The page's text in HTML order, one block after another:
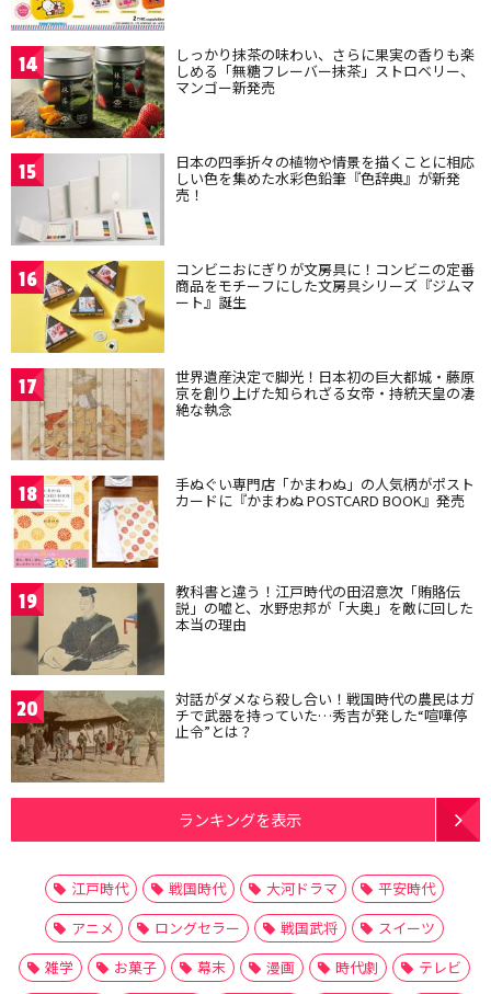
14 しっかり抹茶の味わい、さらに果実の香りも楽
しめる「無糖フレーバー抹茶」ストロベリー、
マンゴー新発売
15 日本の四季折々の植物や情景を描くことに相応
しい色を集めた水彩色鉛筆『色辞典』が新発
売！
16 コンビニおにぎりが文房具に！コンビニの定番
商品をモチーフにした文房具シリーズ『ジムマ
ート』誕生
17 世界遺産決定で脚光！日本初の巨大都城・藤原
京を創り上げた知られざる女帝・持統天皇の凄
絶な執念
18 手ぬぐい専門店「かまわぬ」の人気柄がポスト
カードに『かまわぬ POSTCARD BOOK』発売
19 教科書と違う！江戸時代の田沼意次「賄賂伝
説」の嘘と、水野忠邦が「大奥」を敵に回した
本当の理由
20 対話がダメなら殺し合い！戦国時代の農民はガ
チで武器を持っていた…秀吉が発した“喧嘩停
止令”とは？
ランキングを表示
江戸時代 戦国時代 大河ドラマ
平安時代
アニメ
ロングセラー 戦国武将
スイーツ
雑学
お菓子 幕末 漫画 時代劇
テレビ